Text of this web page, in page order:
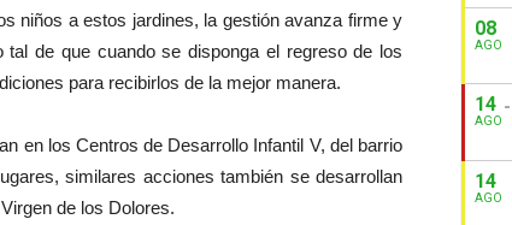
niños a estos jardines, la gestión avanza firme y
de que cuando se disponga el regreso de los
para recibirlos de la mejor manera.
en los Centros de Desarrollo Infantil V, del barrio
similares acciones también se desarrollan
de los Dolores.
08
AGO
14
AGO
14
AGO